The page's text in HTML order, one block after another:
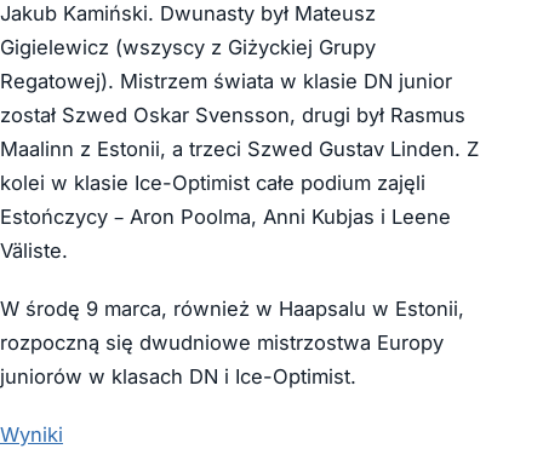
Jakub Kamiński. Dwunasty był Mateusz
Gigielewicz (wszyscy z Giżyckiej Grupy
Regatowej). Mistrzem świata w klasie DN junior
został Szwed Oskar Svensson, drugi był Rasmus
Maalinn z Estonii, a trzeci Szwed Gustav Linden. Z
kolei w klasie Ice-Optimist całe podium zajęli
Estończycy – Aron Poolma, Anni Kubjas i Leene
Väliste.
W środę 9 marca, również w Haapsalu w Estonii,
rozpoczną się dwudniowe mistrzostwa Europy
juniorów w klasach DN i Ice-Optimist.
Wyniki